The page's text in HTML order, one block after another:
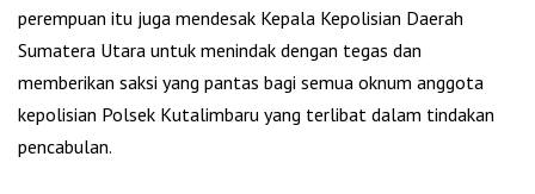
perempuan itu juga mendesak Kepala Kepolisian Daerah
Sumatera Utara untuk menindak dengan tegas dan
memberikan saksi yang pantas bagi semua oknum anggota
kepolisian Polsek Kutalimbaru yang terlibat dalam tindakan
pencabulan.